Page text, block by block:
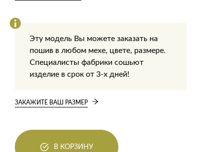
Эту модель Вы можете заказать на
пошив в любом мехе, цвете, размере.
Специалисты фабрики сошьют
изделие в срок от 3-х дней!
ЗАКАЖИТЕ ВАШ РАЗМЕР
В КОРЗИНУ